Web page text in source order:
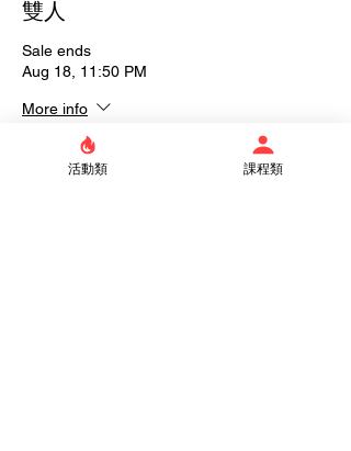
雙人
Sale ends
Aug 18, 11:50 PM
More info
NT$2,600.00
活動類 課程類